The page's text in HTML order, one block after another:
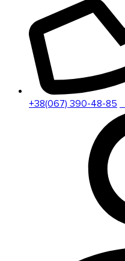
+38(067) 390-48-85